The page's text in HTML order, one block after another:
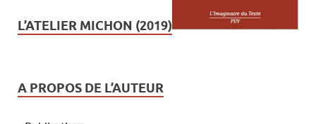
L’ATELIER MICHON (2019)
A PROPOS DE L’AUTEUR